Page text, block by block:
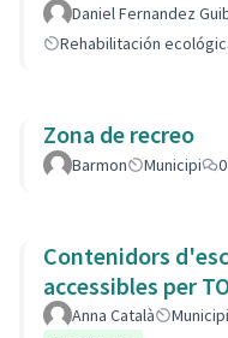
Daniel Fernandez
Rehabilitación
Zona de recreo
Barmon Municipi 0
Contenidors
accessibles per
Anna Català Municipi